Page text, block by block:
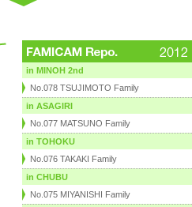
in MINOH 2nd
No.078 TSUJIMOTO Family
in ASAGIRI
No.077 MATSUNO Family
in TOHOKU
No.076 TAKAKI Family
in CHUBU
No.075 MIYANISHI Family